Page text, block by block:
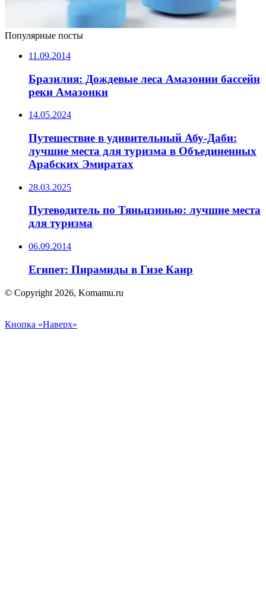
Популярные посты
11.09.2014
Бразилия: Дождевые леса Амазонии бассейн
реки Амазонки
14.05.2024
Путешествие в удивительный Абу-Даби:
лучшие места для туризма в Объединенных
Арабских Эмиратах
28.03.2025
Путеводитель по Тяньцзинью: лучшие места
для туризма
06.09.2014
Египет: Пирамиды в Гизе Каир
© Copyright 2026, Komamu.ru
Кнопка «Наверх»